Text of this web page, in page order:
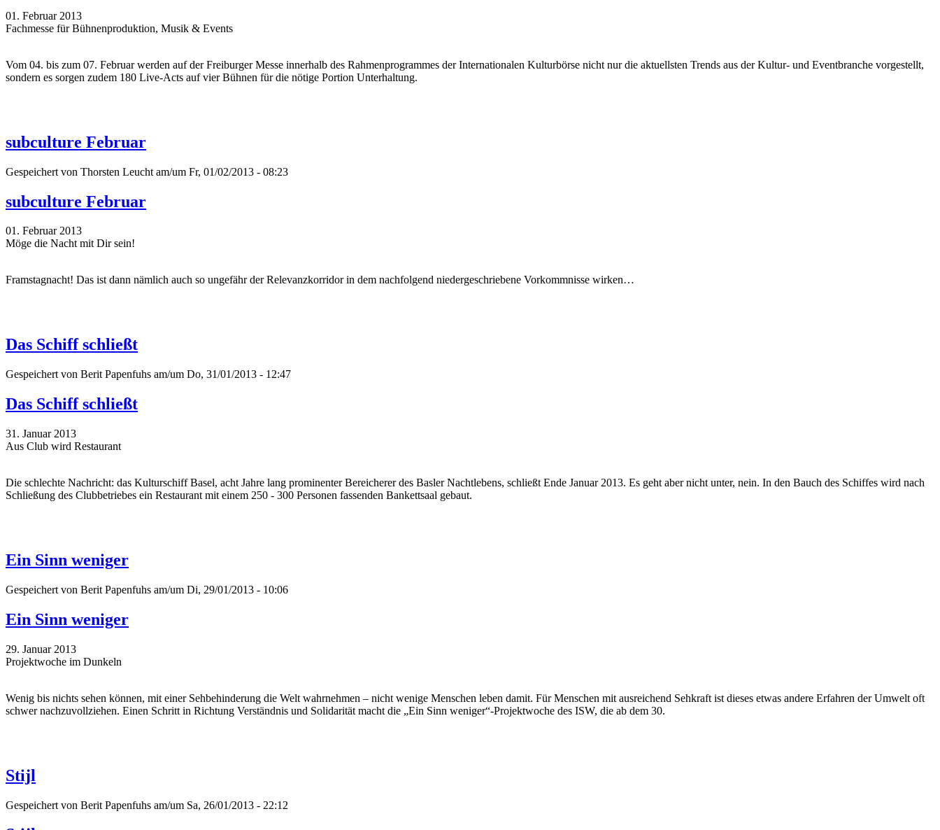
01. Februar 2013
Fachmesse für Bühnenproduktion, Musik & Events
Vom 04. bis zum 07. Februar werden auf der Freiburger Messe innerhalb des Rahmenprogrammes der Internationalen Kulturbörse nicht nur die aktuellsten Trends aus der Kultur- und Eventbranche vorgestellt,
sondern es sorgen zudem 180 Live-Acts auf vier Bühnen für die nötige Portion Unterhaltung.
subculture Februar
Gespeichert von Thorsten Leucht am/um Fr, 01/02/2013 - 08:23
subculture Februar
01. Februar 2013
Möge die Nacht mit Dir sein!
Framstagnacht! Das ist dann nämlich auch so ungefähr der Relevanzkorridor in dem nachfolgend niedergeschriebene Vorkommnisse wirken…
Das Schiff schließt
Gespeichert von Berit Papenfuhs am/um Do, 31/01/2013 - 12:47
Das Schiff schließt
31. Januar 2013
Aus Club wird Restaurant
Die schlechte Nachricht: das Kulturschiff Basel, acht Jahre lang prominenter Bereicherer des Basler Nachtlebens, schließt Ende Januar 2013. Es geht aber nicht unter, nein. In den Bauch des Schiffes wird nach
Schließung des Clubbetriebes ein Restaurant mit einem 250 - 300 Personen fassenden Bankettsaal gebaut.
Ein Sinn weniger
Gespeichert von Berit Papenfuhs am/um Di, 29/01/2013 - 10:06
Ein Sinn weniger
29. Januar 2013
Projektwoche im Dunkeln
Wenig bis nichts sehen können, mit einer Sehbehinderung die Welt wahrnehmen – nicht wenige Menschen leben damit. Für Menschen mit ausreichend Sehkraft ist dieses etwas andere Erfahren der Umwelt oft
schwer nachzuvollziehen. Einen Schritt in Richtung Verständnis und Solidarität macht die „Ein Sinn weniger“-Projektwoche des ISW, die ab dem 30.
Stijl
Gespeichert von Berit Papenfuhs am/um Sa, 26/01/2013 - 22:12